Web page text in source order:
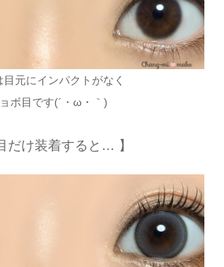
目元にインパクトがなく
ボ目です(´・ω・｀)
だけ装着すると… 】